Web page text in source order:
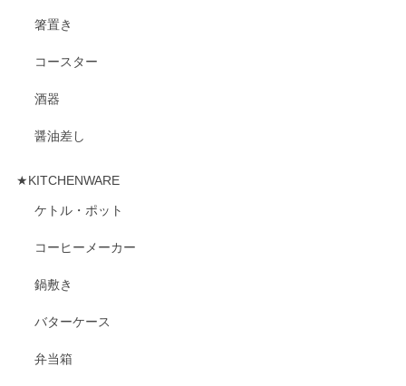
箸置き
コースター
酒器
醤油差し
★KITCHENWARE
ケトル・ポット
コーヒーメーカー
鍋敷き
バターケース
弁当箱